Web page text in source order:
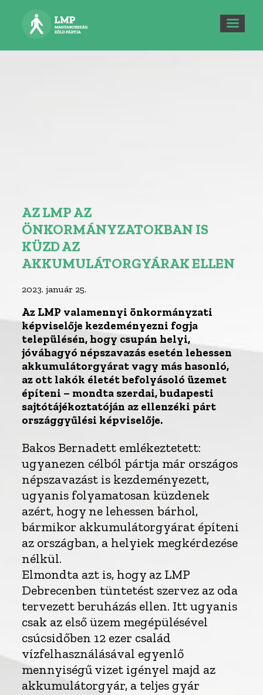
AZ LMP AZ
ÖNKORMÁNYZATOKBAN IS
KÜZD AZ
AKKUMULÁTORGYÁRAK ELLEN
2023. január 25.
Az LMP valamennyi önkormányzati
képviselője kezdeményezni fogja
településén, hogy csupán helyi,
jóváhagyó népszavazás esetén lehessen
akkumulátorgyárat vagy más hasonló,
az ott lakók életét befolyásoló üzemet
építeni – mondta szerdai, budapesti
sajtótájékoztatóján az ellenzéki párt
országgyűlési képviselője.
Bakos Bernadett emlékeztetett:
ugyanezen célból pártja már országos
népszavazást is kezdeményezett,
ugyanis folyamatosan küzdenek
azért, hogy ne lehessen bárhol,
bármikor akkumulátorgyárat építeni
az országban, a helyiek megkérdezése
nélkül.
Elmondta azt is, hogy az LMP
Debrecenben tüntetést szervez az oda
tervezett beruházás ellen. Itt ugyanis
csak az első üzem megépülésével
csúcsidőben 12 ezer család
vízfelhasználásával egyenlő
mennyiségű vizet igényel majd az
akkumulátorgyár, a teljes gyár